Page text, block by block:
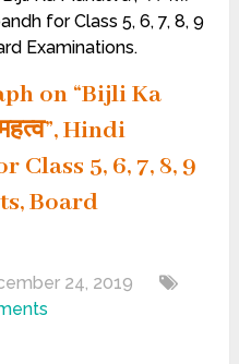
for Class 5, 6, 7, 8, 9
Examinations.
on “Bijli Ka
Hindi
Class 5, 6, 7, 8, 9
Board
24, 2019